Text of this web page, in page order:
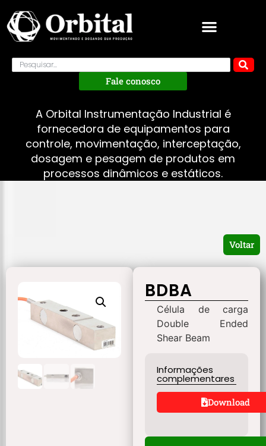
Fale conosco
A Orbital Instrumentação Industrial é
fornecedora de equipamentos para
controle, movimentação, interceptação,
dosagem e pesagem de produtos em
processos dinâmicos e estáticos.
Voltar
BDBA
Célula de carga
Double Ended
Shear Beam
Informações
complementares
Download